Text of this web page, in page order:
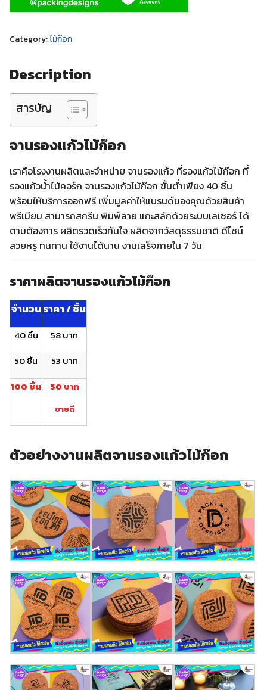
Category:ไม้ก๊อก
Description
สารบัญ
จานรองแก้วไม้ก๊อก
เราคือโรงงานผลิตและจำหน่าย จานรองแก้ว ที่รองแก้วไม้ก๊อก ที่
รองแก้วน้ำไม้คอร์ก จานรองแก้วไม้ก๊อก ขั้นต่ำเพียง 40 ชิ้น
พร้อมให้บริการออกฟรี เพิ่มมูลค่าให้แบรนด์ของคุณด้วยสินค้า
พรีเมียม สามารถสกรีน พิมพ์ลาย แกะสลักด้วยระบบเลเซอร์ ได้
ตามต้องการ ผลิตรวดเร็วทันใจ ผลิตจากวัสดุธรรมชาติ ดีไซน์
สวยหรู ทนทาน ใช้งานได้นาน งานเสร็จภายใน 7 วัน
ราคาผลิตจานรองแก้วไม้ก๊อก
จำนวนราคา / ชิ้น
40 ชิ้น
58 บาท
50 ชิ้น
53 บาท
100 ชิ้น
50 บาท
ขายดี
ตัวอย่างงานผลิตจานรองแก้วไม้ก๊อก